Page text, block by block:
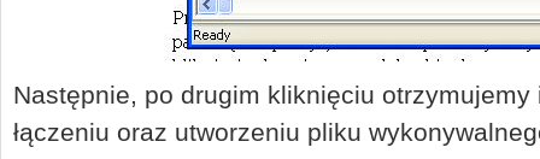
Następnie, po drugim kliknięciu
łączeniu oraz utworzeniu pliku